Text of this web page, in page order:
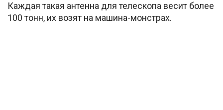
Каждая такая антенна для телескопа весит более
100 тонн, их возят на машина-монстрах.